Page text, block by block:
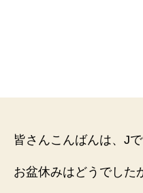
皆さんこんばんは、Jで
お盆休みはどうでした